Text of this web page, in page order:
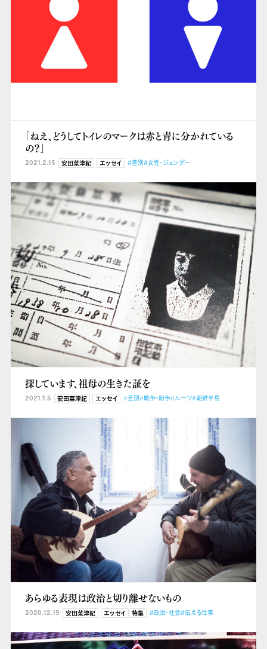
「ねえ、どうしてトイレのマークは赤と青に分かれている
の？」
2021.2.15 安田菜津紀 エッセイ #差別#女性・ジェンダー
探しています、祖母の生きた証を
2021.1.5 安田菜津紀 エッセイ #差別#戦争・紛争#ルーツ#朝鮮半島
あらゆる表現は政治と切り離せないもの
2020.12.19 安田菜津紀 エッセイ 特集 #政治・社会#伝える仕事